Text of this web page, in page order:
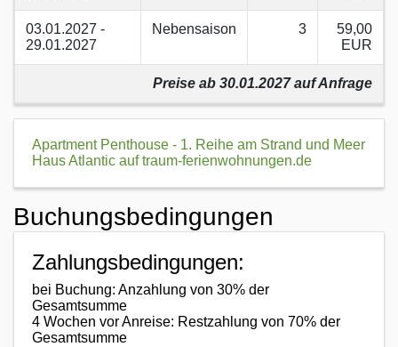
03.01.2027 -
29.01.2027
Nebensaison 3
59,00
EUR
Preise ab 30.01.2027 auf Anfrage
Apartment Penthouse - 1. Reihe am Strand und Meer
Haus Atlantic auf traum-ferienwohnungen.de
Buchungsbedingungen
Zahlungsbedingungen:
bei Buchung: Anzahlung von 30% der
Gesamtsumme
4 Wochen vor Anreise: Restzahlung von 70% der
Gesamtsumme